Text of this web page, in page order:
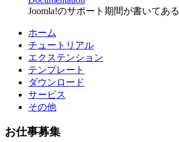
Joomla!のサポート期間が書いてある
ホーム
チュートリアル
エクステンション
テンプレート
ダウンロード
サービス
その他
お仕事募集